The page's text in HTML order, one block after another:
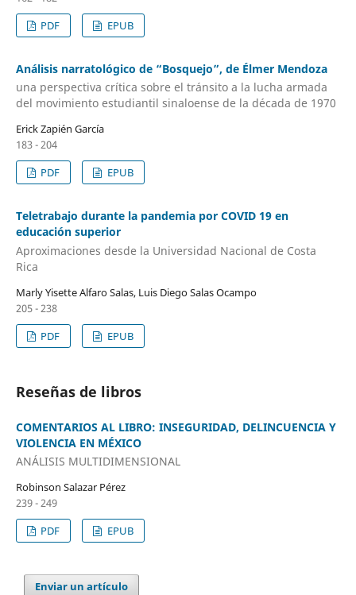
PDF
EPUB
Análisis narratológico de “Bosquejo”, de Élmer Mendoza
una perspectiva crítica sobre el tránsito a la lucha armada
del movimiento estudiantil sinaloense de la década de 1970
Erick Zapién García
183 - 204
PDF
EPUB
Teletrabajo durante la pandemia por COVID 19 en
educación superior
Aproximaciones desde la Universidad Nacional de Costa
Rica
Marly Yisette Alfaro Salas, Luis Diego Salas Ocampo
205 - 238
PDF
EPUB
Reseñas de libros
COMENTARIOS AL LIBRO: INSEGURIDAD, DELINCUENCIA Y
VIOLENCIA EN MÉXICO
ANÁLISIS MULTIDIMENSIONAL
Robinson Salazar Pérez
239 - 249
PDF
EPUB
Enviar un artículo